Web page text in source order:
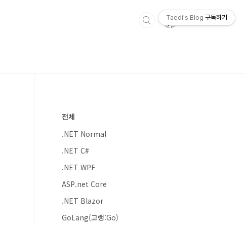
전체
.NET Normal
.NET C#
.NET WPF
ASP.net Core
.NET Blazor
GoLang(고랭:Go)
Taedi's Blog 구독하기